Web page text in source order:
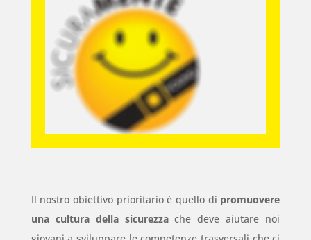
Il nostro obiettivo prioritario è quello di promuovere
una cultura della sicurezzache deve aiutare noi